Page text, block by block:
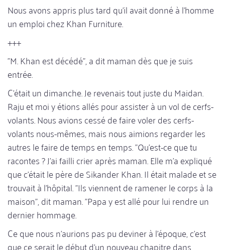
Nous avons appris plus tard qu'il avait donné à l'homme
un emploi chez Khan Furniture.
+++
"M. Khan est décédé", a dit maman dès que je suis
entrée.
C'était un dimanche. Je revenais tout juste du Maidan.
Raju et moi y étions allés pour assister à un vol de cerfs-
volants. Nous avions cessé de faire voler des cerfs-
volants nous-mêmes, mais nous aimions regarder les
autres le faire de temps en temps. "Qu'est-ce que tu
racontes ? J'ai failli crier après maman. Elle m'a expliqué
que c'était le père de Sikander Khan. Il était malade et se
trouvait à l'hôpital. "Ils viennent de ramener le corps à la
maison", dit maman. "Papa y est allé pour lui rendre un
dernier hommage.
Ce que nous n'aurions pas pu deviner à l'époque, c'est
que ce serait le début d'un nouveau chapitre dans